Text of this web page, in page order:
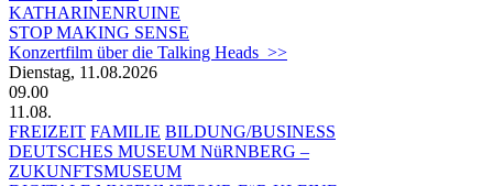
KATHARINENRUINE
STOP MAKING SENSE
Konzertfilm über die Talking Heads >>
Dienstag, 11.08.2026
09.00
11.08.
FREIZEIT FAMILIE BILDUNG/BUSINESS
DEUTSCHES MUSEUM NüRNBERG –
ZUKUNFTSMUSEUM